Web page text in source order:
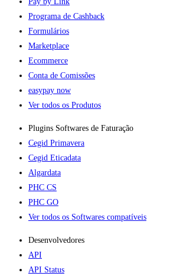
Programa de Cashback
Formulários
Marketplace
Ecommerce
Conta de Comissões
easypay now
Ver todos os Produtos
Plugins Softwares de Faturação​
Cegid Primavera
Cegid Eticadata
Algardata
PHC CS
PHC GO
Ver todos os Softwares compatíveis
Desenvolvedores
API
API Status